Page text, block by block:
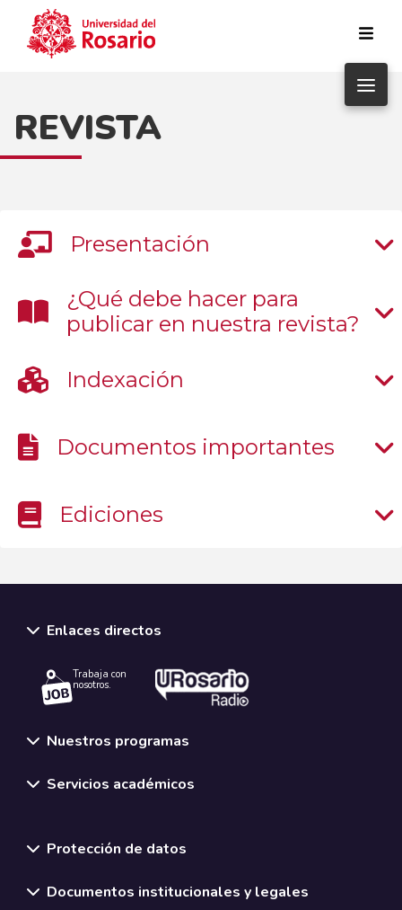
REVISTA
Presentación
¿Qué debe hacer para
publicar en nuestra revista?
Indexación
Documentos importantes
Ediciones
Enlaces directos
Trabaja con
nosotros.
Nuestros programas
Servicios académicos
Protección de datos
Documentos institucionales y legales